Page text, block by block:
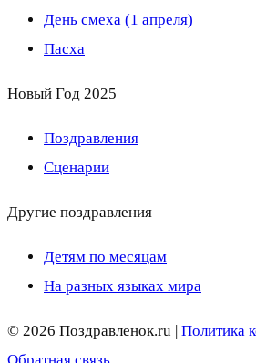
День смеха (1 апреля)
Пасха
Новый Год 2025
Поздравления
Сценарии
Другие поздравления
Детям по месяцам
На разных языках мира
© 2026 Поздравленок.ru | Политика
Обратная связь